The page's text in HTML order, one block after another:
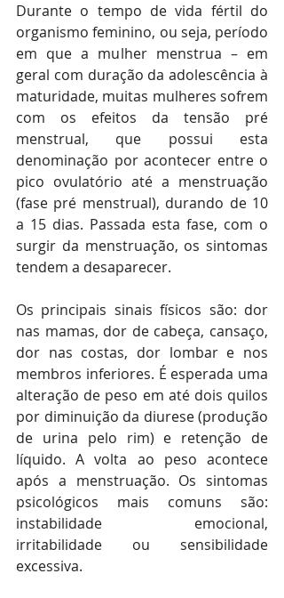
Durante o tempo de vida fértil do
organismo feminino, ou seja, período
em que a mulher menstrua – em
geral com duração da adolescência à
maturidade, muitas mulheres sofrem
com os efeitos da tensão pré
menstrual, que possui esta
denominação por acontecer entre o
pico ovulatório até a menstruação
(fase pré menstrual), durando de 10
a 15 dias. Passada esta fase, com o
surgir da menstruação, os sintomas
tendem a desaparecer.
Os principais sinais físicos são: dor
nas mamas, dor de cabeça, cansaço,
dor nas costas, dor lombar e nos
membros inferiores. É esperada uma
alteração de peso em até dois quilos
por diminuição da diurese (produção
de urina pelo rim) e retenção de
líquido. A volta ao peso acontece
após a menstruação. Os sintomas
psicológicos mais comuns são:
instabilidade emocional,
irritabilidade ou sensibilidade
excessiva.